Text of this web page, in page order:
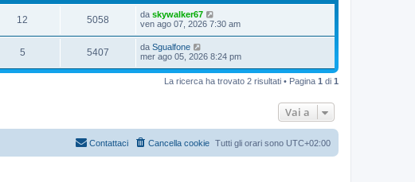
12 5058 da skywalker67
ven ago 07, 2026 7:30 am
5 5407 da Sgualfone
mer ago 05, 2026 8:24 pm
La ricerca ha trovato 2 risultati • Pagina 1 di 1
Vai a
Tutti gli orari sono UTC+02:00
Cancella cookie
Contattaci